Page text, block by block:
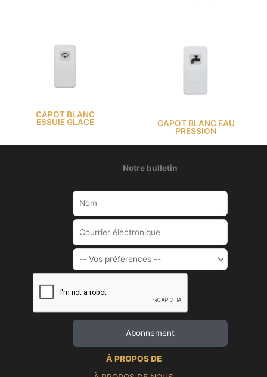
CAPOT BLANC
ESSUIE GLACE
CAPOT BLANC EAU
PRESSION
Notre bulletin
À PROPOS DE